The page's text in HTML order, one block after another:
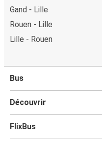
Gand - Lille
Rouen - Lille
Lille - Rouen
Bus
Découvrir
FlixBus